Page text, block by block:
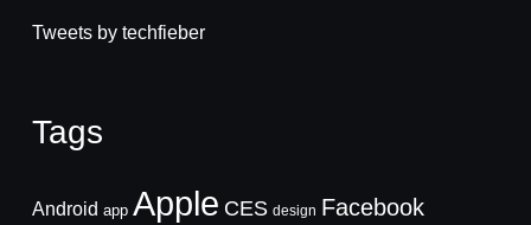
Tweets by techfieber
Tags
Android app Apple CES design Facebook